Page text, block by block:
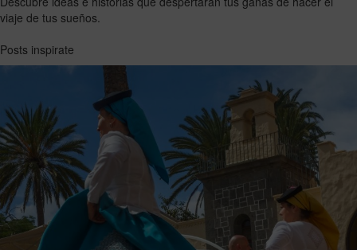
viaje de tus sueños.
Posts inspirate